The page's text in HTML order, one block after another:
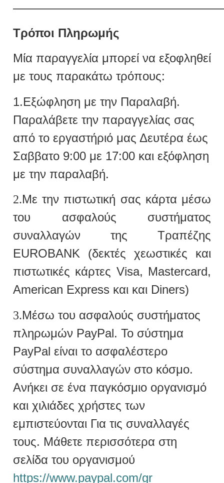
Τρόποι Πληρωμής
Μία παραγγελία μπορεί να εξοφληθεί
με τους παρακάτω τρόπους:
1.Εξώφληση με την Παραλαβή.
Παραλάβετε την παραγγελίας σας
από το εργαστήριό μας Δευτέρα έως
Σαββατο 9:00 με 17:00 και εξόφληση
με την παραλαβή.
2.Με την πιστωτική σας κάρτα μέσω
του ασφαλούς συστήματος
συναλλαγών της Τραπέζης
EUROBANK (δεκτές χεωστικές και
πιστωτικές κάρτες Visa, Mastercard,
American Express και και Diners)
3.Μέσω του ασφαλούς συστήματος
πληρωμών PayPal. Το σύστημα
PayPal είναι το ασφαλέστερο
σύστημα συναλλαγών στο κόσμο.
Ανήκει σε ένα παγκόσμιο οργανισμό
και χιλιάδες χρήστες των
εμπιστεύονται Για τις συναλλαγές
τους. Μάθετε περισσότερα στη
σελίδα του οργανισμού
https://www.paypal.com/gr